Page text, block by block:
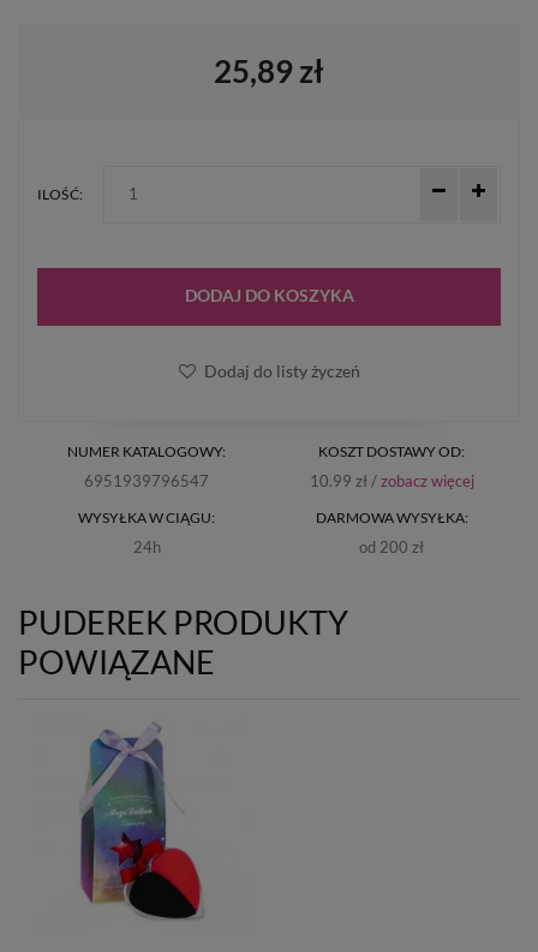
NUMER KATALOGOWY:
6951939796547
WYSYŁKA W CIĄGU:
24h
KOSZT DOSTAWY OD:
10.99 zł /zobacz więcej
DARMOWA WYSYŁKA:
od 200 zł
25,89 zł
ILOŚĆ:
DODAJ DO KOSZYKA
Dodaj do listy życzeń
PUDEREK PRODUKTY
POWIĄZANE